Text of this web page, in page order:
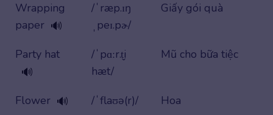
Wrapping
paper 🔊
/ˈræp.ɪŋ
ˌpeɪ.pɚ/
Giấy gói quà
Party hat
🔊
/ˈpɑːr.t̬i
hæt/
Mũ cho bữa tiệc
Flower 🔊 /ˈflaʊə(r)/ Hoa